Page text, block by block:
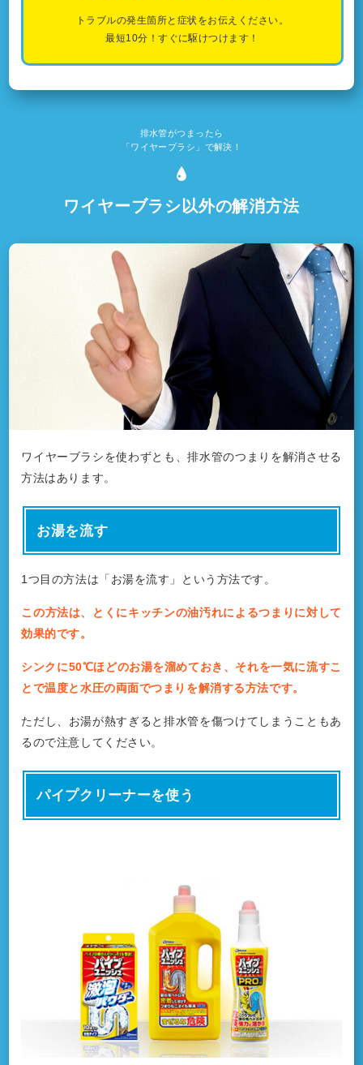
トラブルの発生箇所と症状をお伝えください。
最短10分！すぐに駆けつけます！
排水管がつまったら
「ワイヤーブラシ」で解決！
ワイヤーブラシ以外の解消方法
ワイヤーブラシを使わずとも、排水管のつまりを解消させる
方法はあります。
お湯を流す
1つ目の方法は「お湯を流す」という方法です。
この方法は、とくにキッチンの油汚れによるつまりに対して
効果的です。
シンクに50℃ほどのお湯を溜めておき、それを一気に流すこ
とで温度と水圧の両面でつまりを解消する方法です。
ただし、お湯が熱すぎると排水管を傷つけてしまうこともあ
るので注意してください。
パイプクリーナーを使う